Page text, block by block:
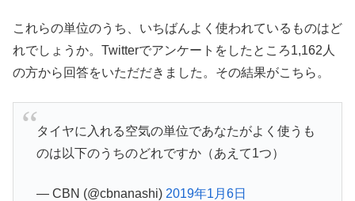
これらの単位のうち、いちばんよく使われているものはど
れでしょうか。Twitterでアンケートをしたところ1,162人
の方から回答をいただだきました。その結果がこちら。
タイヤに入れる空気の単位であなたがよく使うも
のは以下のうちのどれですか（あえて1つ）
— CBN (@cbnanashi) 2019年1月6日